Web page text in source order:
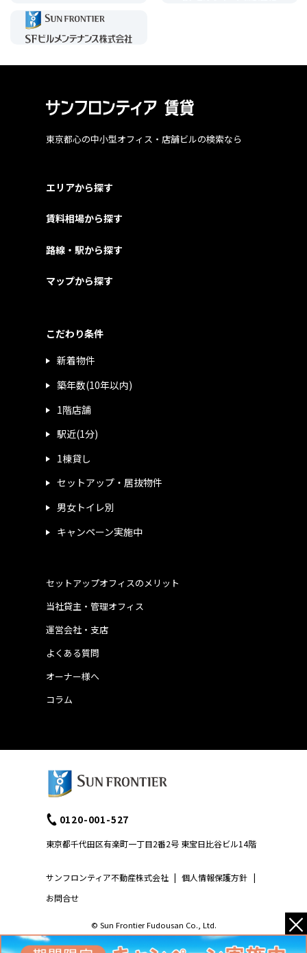
東京都心の中小型オフィス・店舗ビルの検索なら
エリアから探す
賃料相場から探す
路線・駅から探す
マップから探す
こだわり条件
新着物件
築年数(10年以内)
1階店舗
駅近(1分)
1棟貸し
セットアップ・居抜物件
男女トイレ別
キャンペーン実施中
運営会社・支店
よくある質問
当社貸主・管理オフィス
オーナー様へ
コラム
セットアップオフィスのメリット
サンフロンティア不動産株式会社 | 個人情報保護方針 |
お問合せ
0120-001-527
東京都千代田区有楽町一丁目2番2号 東宝日比谷ビル14階
© Sun Frontier Fudousan Co., Ltd. ×